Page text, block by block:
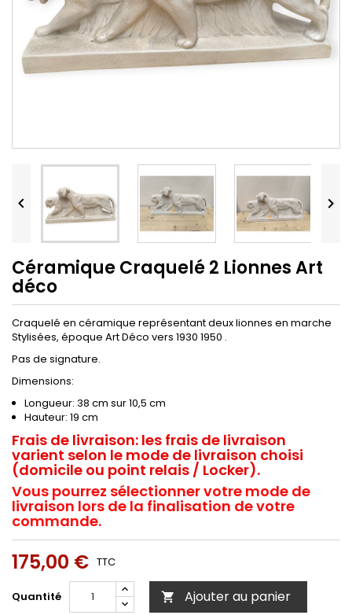
 
Céramique Craquelé 2 Lionnes Art
déco
Craquelé en céramique représentant deux lionnes en marche
Stylisées, époque Art Déco vers 1930 1950 .
Pas de signature.
Dimensions:
Longueur: 38 cm sur 10,5 cm
Hauteur: 19 cm
Frais de livraison: les frais de livraison
varient selon le mode de livraison choisi
(domicile ou point relais / Locker).
Vous pourrez sélectionner votre mode de
livraison lors de la finalisation de votre
commande.
175,00 € TTC
Quantité  Ajouter au panier